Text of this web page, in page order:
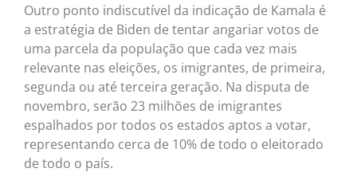
Outro ponto indiscutível da indicação de Kamala é
a estratégia de Biden de tentar angariar votos de
uma parcela da população que cada vez mais
relevante nas eleições, os imigrantes, de primeira,
segunda ou até terceira geração. Na disputa de
novembro, serão 23 milhões de imigrantes
espalhados por todos os estados aptos a votar,
representando cerca de 10% de todo o eleitorado
de todo o país.